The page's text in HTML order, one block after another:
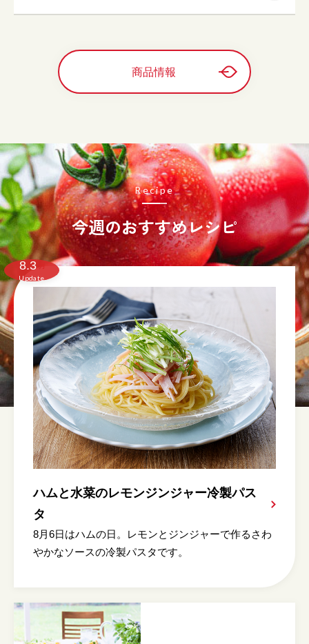
商品情報
今週のおすすめレシピ
Recipe
8.3
Update
ハムと水菜のレモンジンジャー冷製パス
タ
8月6日はハムの日。レモンとジンジャーで作るさわ
やかなソースの冷製パスタです。